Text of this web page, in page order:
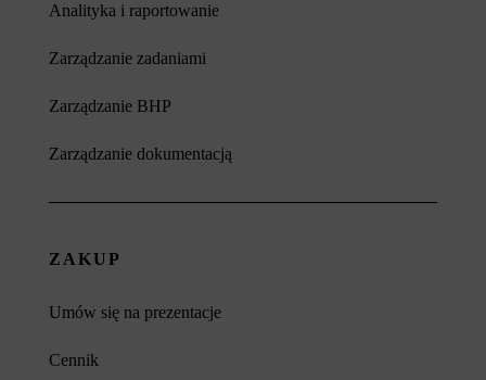
Analityka i raportowanie
Zarządzanie zadaniami
Zarządzanie BHP
Zarządzanie dokumentacją
ZAKUP
Umów się na prezentacje
Cennik